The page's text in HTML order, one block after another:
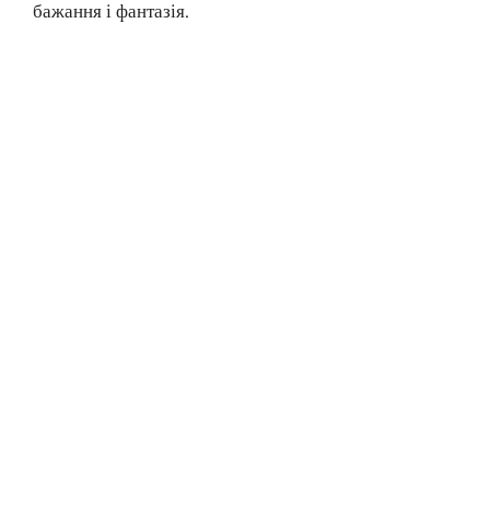
бажання і фантазія.